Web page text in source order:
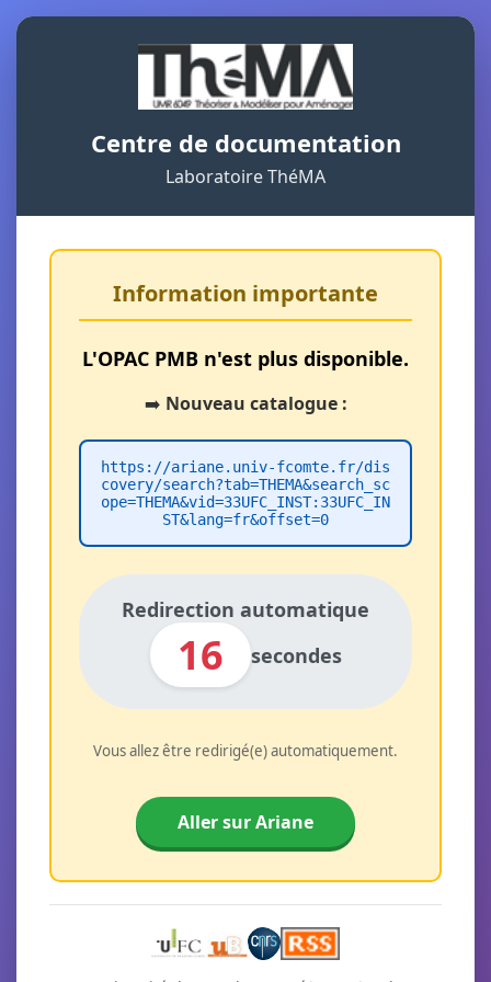
Centre de documentation
Laboratoire ThéMA
Information importante
L'OPAC PMB n'est plus disponible.
➡️ Nouveau catalogue :
https://ariane.univ-fcomte.fr/dis
covery/search?tab=THEMA&search_sc
ope=THEMA&vid=33UFC_INST:33UFC_IN
ST&lang=fr&offset=0
Redirection automatique
16 secondes
Vous allez être redirigé(e) automatiquement.
Aller sur Ariane